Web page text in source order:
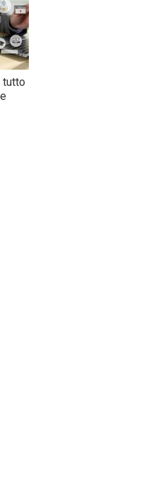
tutto